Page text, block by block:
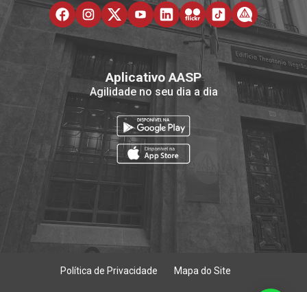
Aplicativo AASP
Agilidade no seu dia a dia
Política de Privacidade Mapa do Site